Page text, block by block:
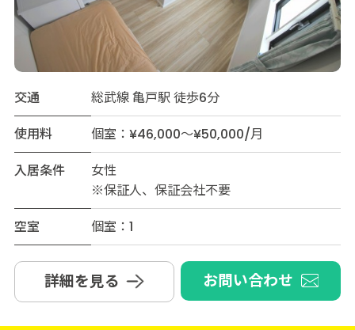
交通
総武線 亀戸駅 徒歩6分
使用料
個室：¥46,000～¥50,000/月
入居条件
女性
※保証人、保証会社不要
空室
個室：1
詳細を見る お問い合わせ